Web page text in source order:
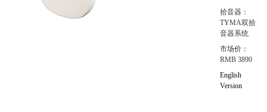
拾音器：
TYMA双拾
音器系统
市场价：
RMB 3890
English
Version